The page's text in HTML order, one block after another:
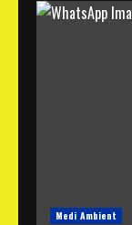
Medi Ambient